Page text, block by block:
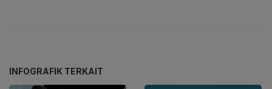
INFOGRAFIK TERKAIT